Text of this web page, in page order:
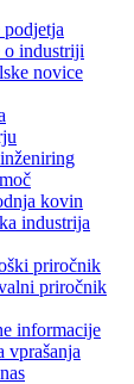
industriji
novice
kovin
industrija
priročnik
priročnik
informacije
vprašanja